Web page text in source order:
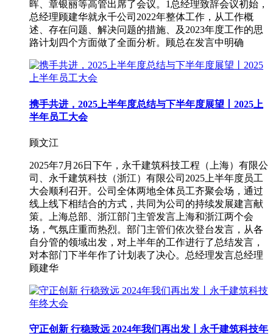
晖、章银丽等高管出席了会议。1总经理致辞会议初始，
总经理顾建华就永千公司2022年整体工作，从工作概
述、存在问题、解决问题的措施、及2023年度工作的思
路计划四个方面做了全面分析。顾总在发言中明确
携手共进，2025上半年度总结与下半年度展望丨2025上
半年员工大会
顾文江
2025年7月26日下午，永千建筑科技工程（上海）有限公
司、永千建筑科技（浙江）有限公司2025上半年度员工
大会顺利召开。公司全体两地全体员工齐聚会场，通过
线上线下相结合的方式，共同为公司的持续发展建言献
策。上海总部、浙江部门主管发言上海和浙江两个会
场，气氛庄重而热烈。部门主管们依次登台发言，从各
自分管的领域出发，对上半年的工作进行了总结发言，
对本部门下半年作了计划表了决心。总经理发言总经理
顾建华
守正创新 行稳致远 2024年我们再出发丨永千建筑科技年